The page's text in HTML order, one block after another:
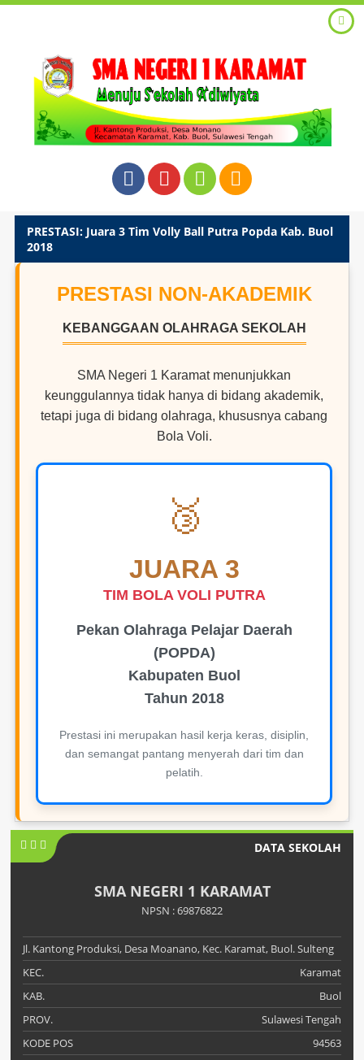
PRESTASI: Juara 3 Tim Volly Ball Putra Popda Kab. Buol
2018
PRESTASI NON-AKADEMIK
KEBANGGAAN OLAHRAGA SEKOLAH
SMA Negeri 1 Karamat menunjukkan
keunggulannya tidak hanya di bidang akademik,
tetapi juga di bidang olahraga, khususnya cabang
Bola Voli.
🥉
JUARA 3
TIM BOLA VOLI PUTRA
Pekan Olahraga Pelajar Daerah
(POPDA)
Kabupaten Buol
Tahun 2018
Prestasi ini merupakan hasil kerja keras, disiplin,
dan semangat pantang menyerah dari tim dan
pelatih.
DATA SEKOLAH
SMA NEGERI 1 KARAMAT
NPSN : 69876822
Jl. Kantong Produksi, Desa Moanano, Kec. Karamat, Buol. Sulteng
KEC.
Karamat
KAB.
Buol
PROV.
Sulawesi Tengah
KODE POS
94563